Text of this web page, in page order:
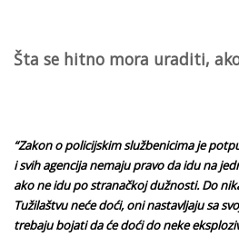
Šta se hitno mora uraditi,
“Zakon o policijskim službenicima je
i svih agencija nemaju pravo da idu na
ako ne idu po stranačkoj dužnosti. Do
Tužilaštvu neće doći, oni nastavljaju sa
trebaju bojati da će doći do neke